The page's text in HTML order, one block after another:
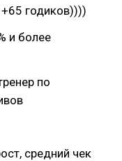
годиков))))
и более
по
средний чек